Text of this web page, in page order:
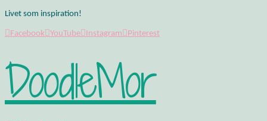
Livet som inspiration!
Facebook YouTube Instagram Pinterest
DoodleMor